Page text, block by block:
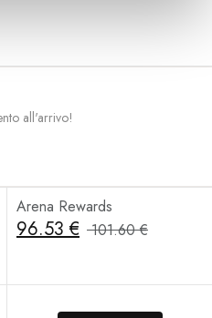
all'arrivo!
Arena Rewards
96.53 € 101.60 €